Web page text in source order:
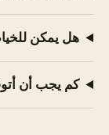
هل يمكن
كم يجب أن